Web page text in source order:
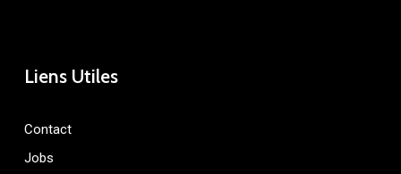
Liens Utiles
Contact
Jobs